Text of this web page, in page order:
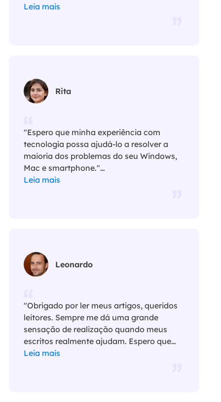
Leia mais
Rita
"Espero que minha experiência com
tecnologia possa ajudá-lo a resolver a
maioria dos problemas do seu Windows,
Mac e smartphone."…
Leia mais
Leonardo
"Obrigado por ler meus artigos, queridos
leitores. Sempre me dá uma grande
sensação de realização quando meus
escritos realmente ajudam. Espero que
gostem de sua estadia no EaseUS e
Leia mais